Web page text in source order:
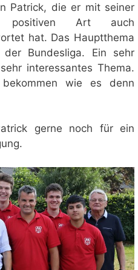
Patrick, die er mit seiner
Art auch
hat. Das Hauptthema
Bundesliga. Ein sehr
interessantes Thema.
wie es denn
gerne noch für ein